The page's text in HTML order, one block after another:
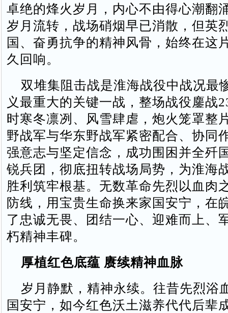
卓绝的烽火岁月，内心不由得心潮翻
岁月流转，战场硝烟早已消散，但英
国、奋勇抗争的精神风骨，始终在这
久回响。
双堆集阻击战是淮海战役中战况最
义最重大的关键一战，整场战役鏖战
时寒冬凛冽、风雪肆虐，炮火笼罩整
野战军与华东野战军紧密配合、协同
强意志与坚定信念，成功围困并全歼
锐兵团，彻底扭转战场局势，为淮海
胜利筑牢根基。无数革命先烈以血肉
防线，用宝贵生命换来家国安宁，在
了忠诚无畏、团结一心、迎难而上、
朽精神丰碑。
厚植红色底蕴 赓续精神血脉
岁月静默，精神永续。往昔先烈浴
国安宁，如今红色沃土滋养代代后辈